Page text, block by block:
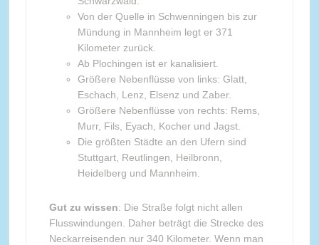
Von der Quelle in Schwenningen bis zur
Mündung in Mannheim legt er 371
Kilometer zurück.
Ab Plochingen ist er kanalisiert.
Größere Nebenflüsse von links: Glatt,
Eschach, Lenz, Elsenz und Zaber.
Größere Nebenflüsse von rechts: Rems,
Murr, Fils, Eyach, Kocher und Jagst.
Die größten Städte an den Ufern sind
Stuttgart, Reutlingen, Heilbronn,
Heidelberg und Mannheim.
Gut zu wissen: Die Straße folgt nicht allen
Flusswindungen. Daher beträgt die Strecke des
Neckarreisenden nur 340 Kilometer. Wenn man